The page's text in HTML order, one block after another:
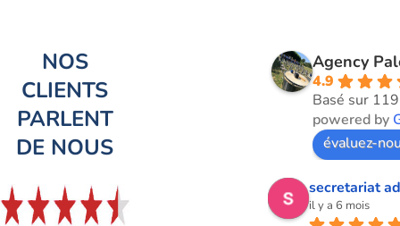
NOS
CLIENTS
PARLENT
DE NOUS
Agency
4.9
Basé sur
powered by
évaluez-
secretariat
il y a 6 mois